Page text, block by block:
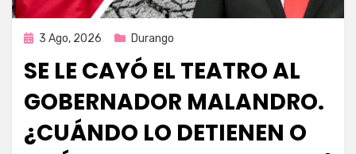
Publicada
3 Ago, 2026 Durango
SE LE CAYÓ EL TEATRO AL
GOBERNADOR MALANDRO.
¿CUÁNDO LO DETIENEN O